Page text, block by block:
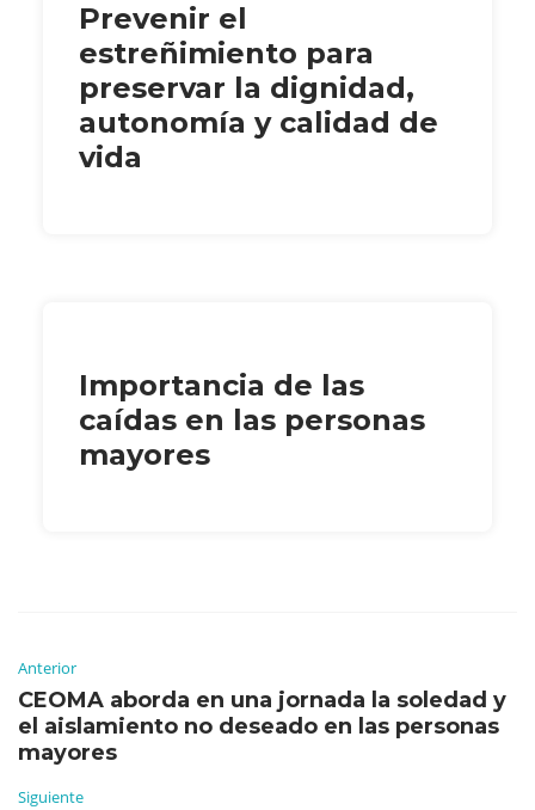
Prevenir el
estreñimiento para
preservar la dignidad,
autonomía y calidad de
vida
Importancia de las
caídas en las personas
mayores
Anterior
CEOMA aborda en una jornada la soledad y
el aislamiento no deseado en las personas
mayores
Siguiente